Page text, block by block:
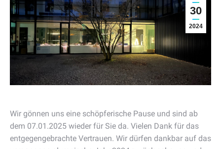
30
2024
Wir gönnen uns eine schöpferische Pause und sind ab
dem 07.01.2025 wieder für Sie da. Vielen Dank für das
entgegengebrachte Vertrauen. Wir dürfen dankbar auf das